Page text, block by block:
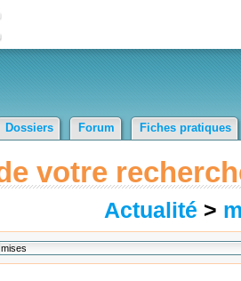
Dossiers Forum Fiches pratiques
votre
Actualité >